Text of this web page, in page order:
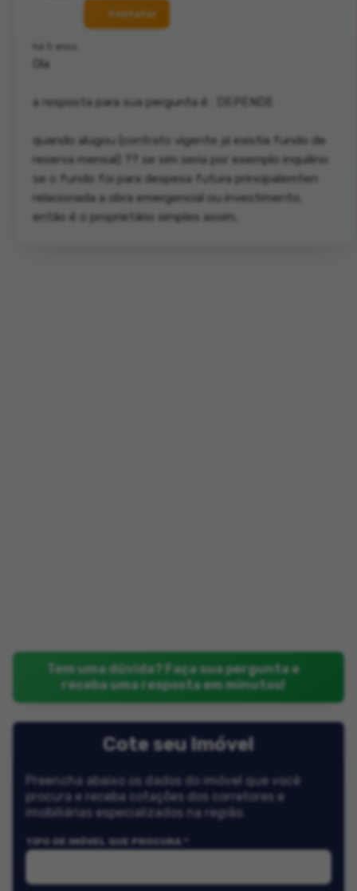
Contatar
há 5 anos
Ola
a resposta para sua pergunta é : DEPENDE
quando alugou (contrato vigente já existia fundo de
reserva mensal) ?? se sim seria por exemplo inquilino
se o fundo foi para despesa futura principalemten
relacionada a obra emergencial ou investimento,
então é o proprietário simples assim.
Tem uma dúvida? Faça sua pergunta e
receba uma resposta em minutos!
Cote seu Imóvel
Preencha abaixo os dados do imóvel que você
procura e receba cotações dos corretores e
imobiliárias especializados na região.
TIPO DE IMÓVEL QUE PROCURA *